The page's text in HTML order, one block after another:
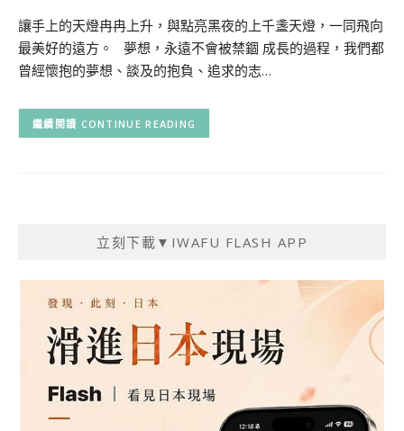
讓手上的天燈冉冉上升，與點亮黑夜的上千盞天燈，一同飛向
最美好的遠方。 夢想，永遠不會被禁錮 成長的過程，我們都
曾經懷抱的夢想、談及的抱負、追求的志…
CONTINUE READING
立刻下載▼IWAFU FLASH APP